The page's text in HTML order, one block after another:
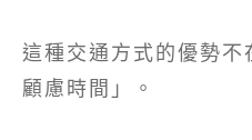
這種交通方式的優勢不
顧慮時間」。